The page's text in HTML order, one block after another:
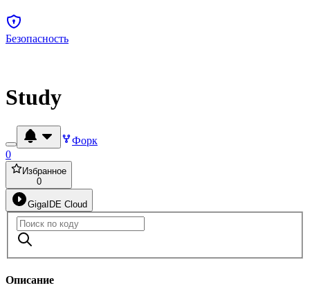
Безопасность
Study
Форк
0
Избранное
0
GigaIDE Cloud
Описание